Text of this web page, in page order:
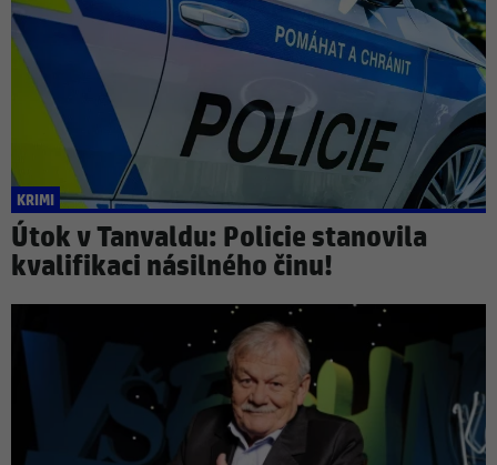
KRIMI
Útok v Tanvaldu: Policie stanovila
kvalifikaci násilného činu!